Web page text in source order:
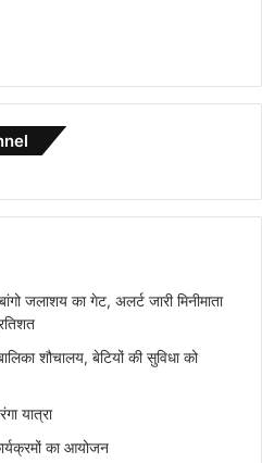
जलाशय का गेट, अलर्ट जारी मिनीमाता
शौचालय, बेटियों की सुविधा को
यात्रा
का आयोजन